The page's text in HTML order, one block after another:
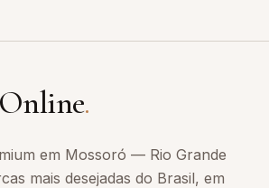
.
em Mossoró — Rio Grande
mais desejadas do Brasil, em